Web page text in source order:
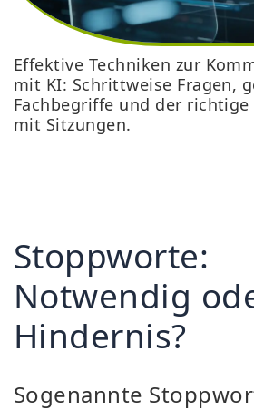
Effektive Techniken zur
mit KI: Schrittweise Fragen,
Fachbegriffe und der richtige
mit Sitzungen.
Stoppworte:
Notwendig
Hindernis?
Sogenannte